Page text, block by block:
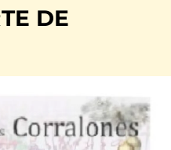
DE